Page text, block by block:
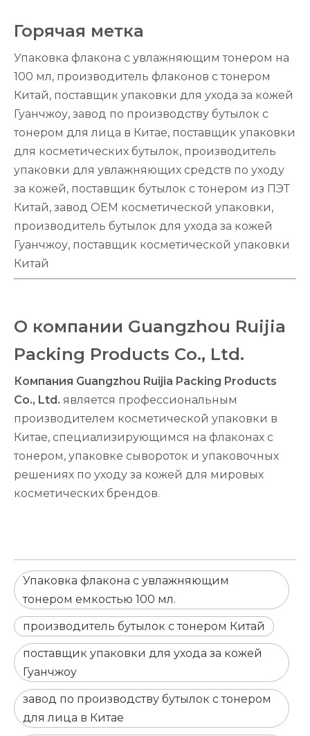
Горячая метка
Упаковка флакона с увлажняющим тонером на
100 мл, производитель флаконов с тонером
Китай, поставщик упаковки для ухода за кожей
Гуанчжоу, завод по производству бутылок с
тонером для лица в Китае, поставщик упаковки
для косметических бутылок, производитель
упаковки для увлажняющих средств по уходу
за кожей, поставщик бутылок с тонером из ПЭТ
Китай, завод OEM косметической упаковки,
производитель бутылок для ухода за кожей
Гуанчжоу, поставщик косметической упаковки
Китай
О компании Guangzhou Ruijia
Packing Products Co., Ltd.
Компания Guangzhou Ruijia Packing Products
Co., Ltd. является профессиональным
производителем косметической упаковки в
Китае, специализирующимся на флаконах с
тонером, упаковке сывороток и упаковочных
решениях по уходу за кожей для мировых
косметических брендов.
Упаковка флакона с увлажняющим
тонером емкостью 100 мл.
производитель бутылок с тонером Китай
поставщик упаковки для ухода за кожей
Гуанчжоу
завод по производству бутылок с тонером
для лица в Китае